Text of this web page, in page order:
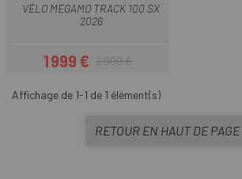
VÉLO MEGAMO TRACK 100 SX
2026
Prix
1 999 €Prix habituel
2 999 €
Affichage de 1-1 de 1 élément(s)
RETOUR EN HAUT DE PAGE